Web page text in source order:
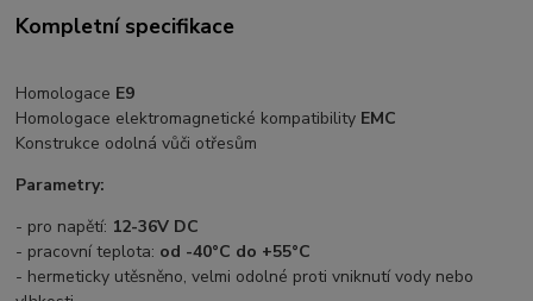
Kompletní specifikace
Homologace E9
Homologace elektromagnetické kompatibility EMC
Konstrukce odolná vůči otřesům
Parametry:
- pro napětí: 12-36V DC
- pracovní teplota: od -40°C do +55°C
- hermeticky utěsněno, velmi odolné proti vniknutí vody nebo